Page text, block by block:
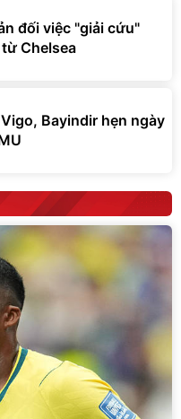
đối việc "giải cứu"
Chelsea
Bayindir hẹn ngày